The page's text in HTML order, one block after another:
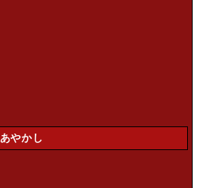
あやかし